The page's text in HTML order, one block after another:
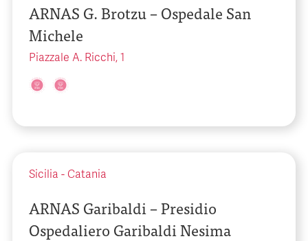
ARNAS G. Brotzu – Ospedale San
Michele
Piazzale A. Ricchi, 1
Sicilia - Catania
ARNAS Garibaldi – Presidio
Ospedaliero Garibaldi Nesima